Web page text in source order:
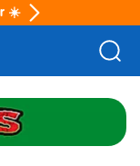
☀️